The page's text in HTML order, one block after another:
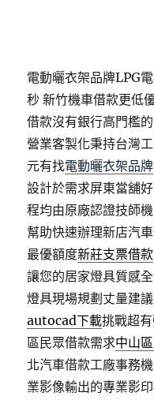
電動曬衣架品牌LPG
秒 新竹機車借款更低
借款沒有銀行高門檻
營業客製化秉持台灣
元有找電動曬衣架品牌
設計於需求屏東當舖
程均由原廠認證技師
幫助快速辦理新店汽
最優額度新莊支票借款
讓您的居家燈具質感
燈具現場規劃丈量建
autocad下載挑戰超
區民眾借款需求中山
北汽車借款工廠事務
業影像輸出的專業影